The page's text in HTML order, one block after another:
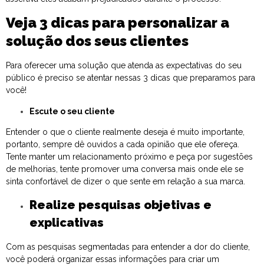
Veja 3 dicas para personalizar a
solução dos seus clientes
Para oferecer uma solução que atenda as expectativas do seu
público é preciso se atentar nessas 3 dicas que preparamos para
você!
Escute o seu cliente
Entender o que o cliente realmente deseja é muito importante,
portanto, sempre dê ouvidos a cada opinião que ele ofereça.
Tente manter um relacionamento próximo e peça por sugestões
de melhorias, tente promover uma conversa mais onde ele se
sinta confortável de dizer o que sente em relação a sua marca.
Realize pesquisas objetivas e
explicativas
Com as pesquisas segmentadas para entender a dor do cliente,
você poderá organizar essas informações para criar um